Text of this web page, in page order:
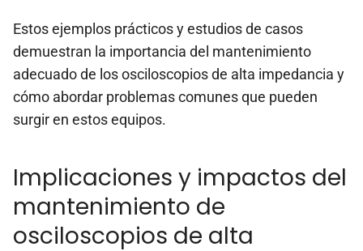
Estos ejemplos prácticos y estudios de casos
demuestran la importancia del mantenimiento
adecuado de los osciloscopios de alta impedancia y
cómo abordar problemas comunes que pueden
surgir en estos equipos.
Implicaciones y impactos del
mantenimiento de
osciloscopios de alta